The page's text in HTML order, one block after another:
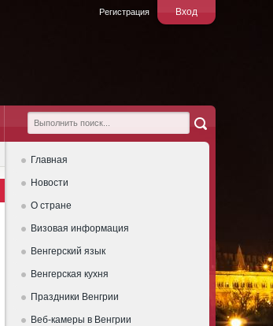
Вход
Регистрация
Главная
Новости
О стране
Визовая информация
Венгерский язык
Венгерская кухня
Праздники Венгрии
Веб-камеры в Венгрии